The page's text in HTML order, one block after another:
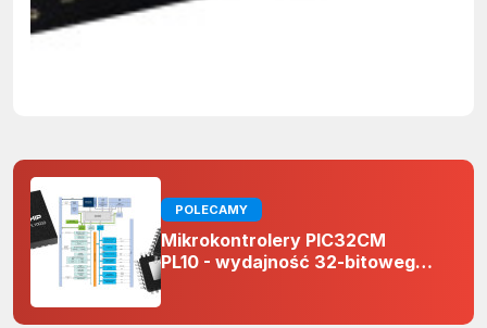
POLECAMY
Mikrokontrolery PIC32CM
PL10 - wydajność 32-bitowego